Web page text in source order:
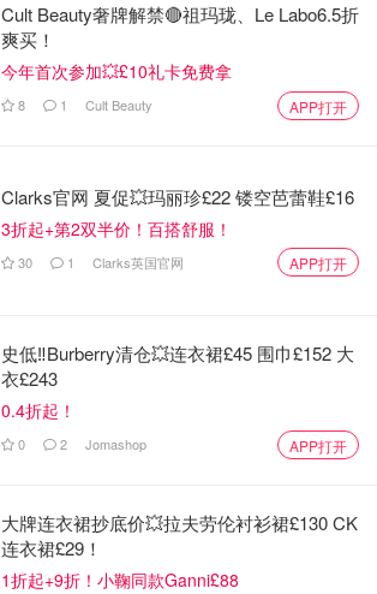
Cult Beauty奢牌解禁🔴祖玛珑、Le Labo6.5折
爽买！
今年首次参加💥£10礼卡免费拿
8 1 Cult Beauty APP打开
Clarks官网 夏促💥玛丽珍£22 镂空芭蕾鞋£16
3折起+第2双半价！百搭舒服！
30 1 Clarks英国官网 APP打开
史低‼️Burberry清仓💥连衣裙£45 围巾£152 大
衣£243
0.4折起！
0 2 Jomashop APP打开
大牌连衣裙抄底价💥拉夫劳伦衬衫裙£130 CK
连衣裙£29！
1折起+9折！小鞠同款Ganni£88